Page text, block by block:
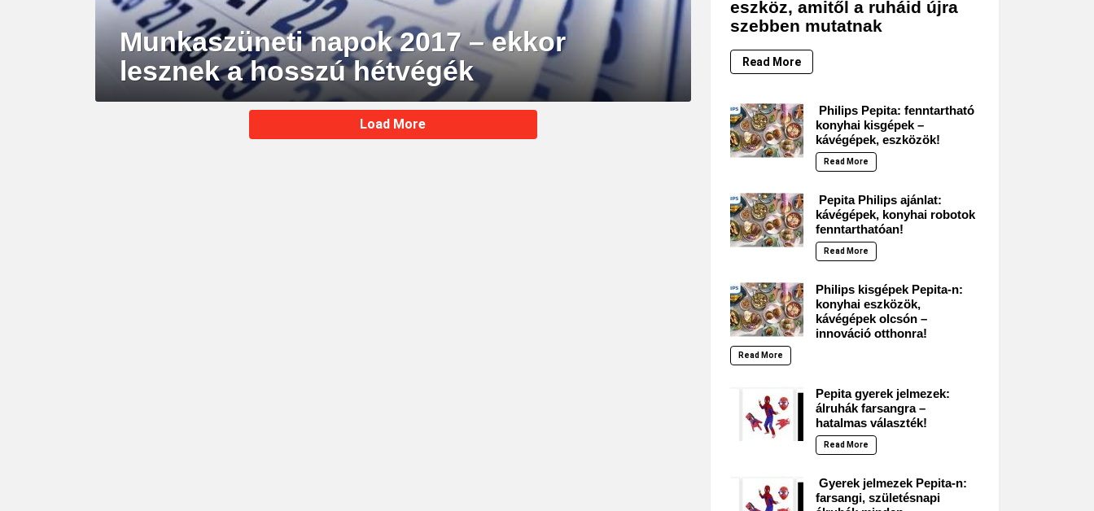
Munkaszüneti napok 2017 – ekkor
lesznek a hosszú hétvégék
Load More
eszköz, amitől a ruháid újra
szebben mutatnak
Read More
Philips Pepita: fenntartható
konyhai kisgépek –
kávégépek, eszközök!
Read More
Pepita Philips ajánlat:
kávégépek, konyhai robotok
fenntarthatóan!
Read More
Philips kisgépek Pepita-n:
konyhai eszközök,
kávégépek olcsón –
innováció otthonra!
Read More
Pepita gyerek jelmezek:
álruhák farsangra –
hatalmas választék!
Read More
Gyerek jelmezek Pepita-n:
farsangi, születésnapi